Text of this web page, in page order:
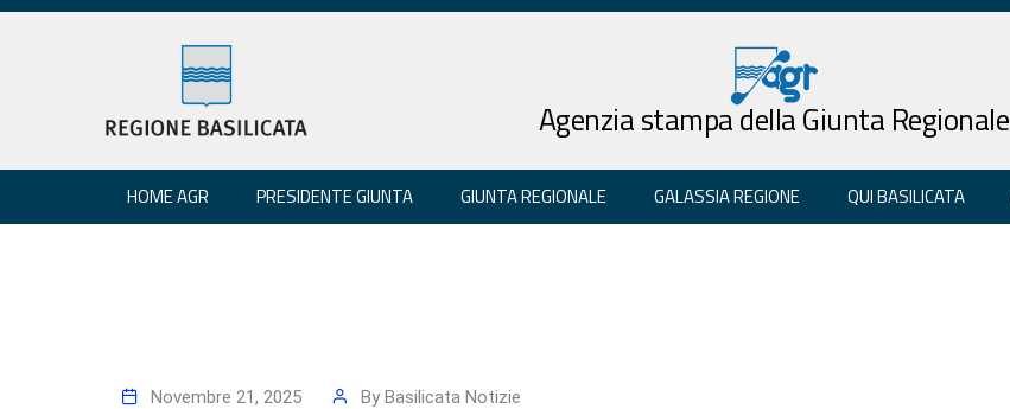
Agenzia stampa della Giunta Regionale
HOME AGR PRESIDENTE GIUNTA GIUNTA REGIONALE GALASSIA REGIONE QUI BASILICATA
Novembre 21, 2025 By Basilicata Notizie